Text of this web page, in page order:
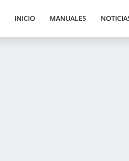
INICIO MANUALES